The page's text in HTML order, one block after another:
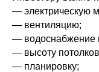
— электрическую
— вентиляцию;
— водоснабжение
— высоту
— планировку;